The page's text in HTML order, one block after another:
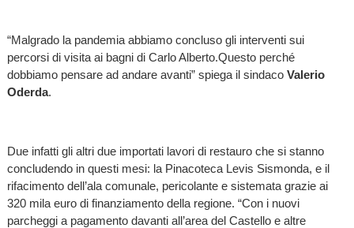
“Malgrado la pandemia abbiamo concluso gli interventi sui
percorsi di visita ai bagni di Carlo Alberto.Questo perché
dobbiamo pensare ad andare avanti” spiega il sindaco Valerio
Oderda.
Due infatti gli altri due importati lavori di restauro che si stanno
concludendo in questi mesi: la Pinacoteca Levis Sismonda, e il
rifacimento dell’ala comunale, pericolante e sistemata grazie ai
320 mila euro di finanziamento della regione. “Con i nuovi
parcheggi a pagamento davanti all’area del Castello e altre